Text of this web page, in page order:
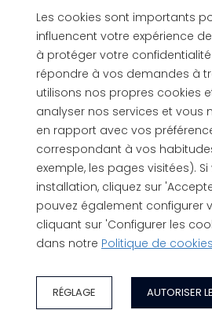
Les cookies sont importants
influencent votre expérience
à protéger votre
répondre à vos demandes à
utilisons nos propres cookies
analyser nos services et vous
en rapport avec vos
correspondant à vos
exemple, les pages visitées).
installation, cliquez sur
pouvez également configurer
cliquant sur 'Configurer les
dans notre Politique de cookies
RÉGLAGE AUTORISER